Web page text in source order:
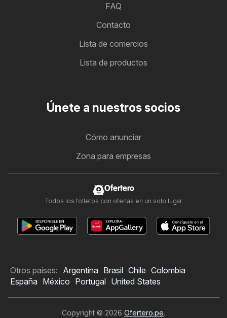
FAQ
Contacto
Lista de comercios
Lista de productos
Únete a nuestros socios
Cómo anunciar
Zona para empresas
Ofertero
Todos los folletos con ofertas en un solo lugar
Otros países: Argentina Brasil Chile Colombia
España México Portugal United States
Copyright © 2026 Ofertero.pe.